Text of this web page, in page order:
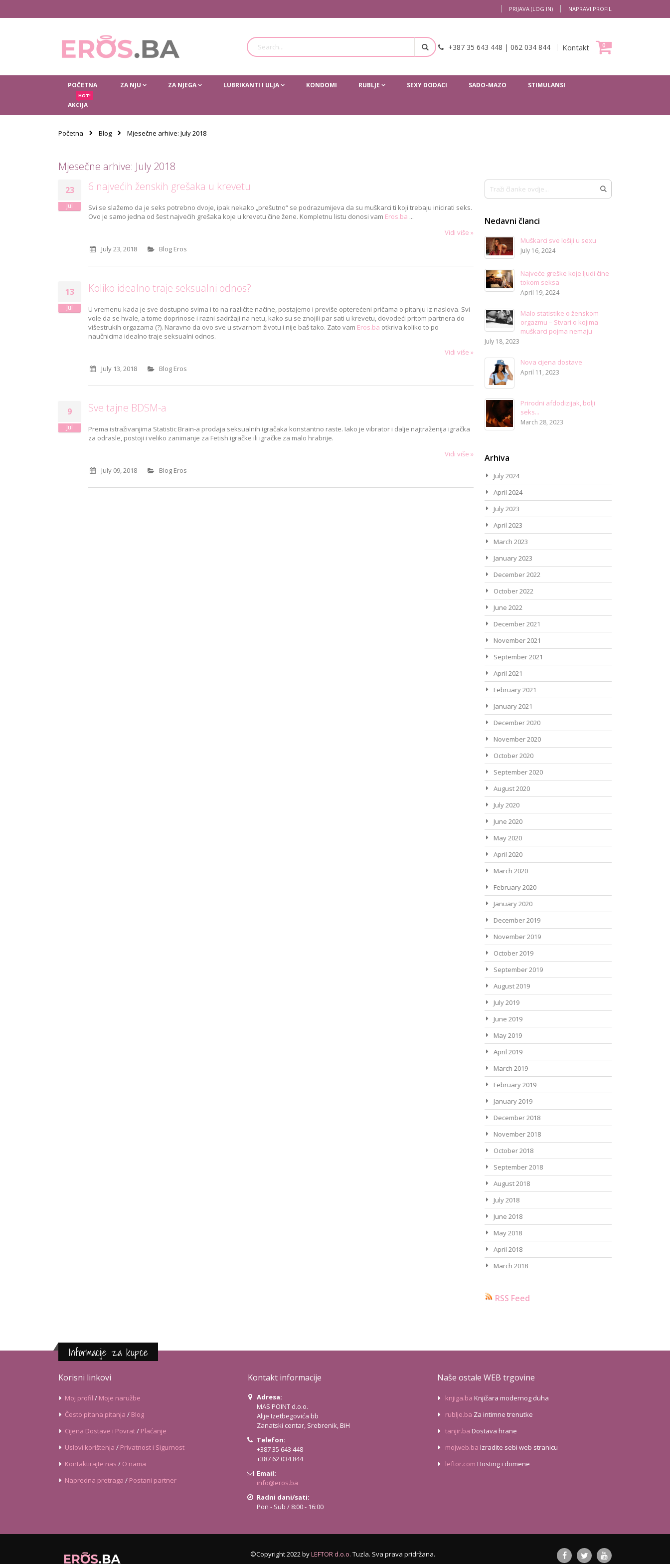
to
PRIJAVA (LOG IN) NAPRAVI PROFIL
Moja Korpa
0
+387 35 643 448 | 062 034 844 Kontakt
POČETNA ZA NJU ZA NJEGA LUBRIKANTI I ULJA KONDOMI RUBLJE SEXY DODACI SADO-MAZO STIMULANSI
AKCIJA
HOT!
Početna Blog Mjesečne arhive: July 2018
Mjesečne arhive: July 2018
23
Jul
6 najvećih ženskih grešaka u krevetu
Svi se slažemo da je seks potrebno dvoje, ipak nekako „prešutno“ se podrazumijeva da su muškarci ti koji trebaju inicirati seks.
Ovo je samo jedna od šest najvećih grešaka koje u krevetu čine žene. Kompletnu listu donosi vam Eros.ba ...
Vidi više »
July 23, 2018
Blog Eros
13
Jul
Koliko idealno traje seksualni odnos?
U vremenu kada je sve dostupno svima i to na različite načine, postajemo i previše opterećeni pričama o pitanju iz naslova. Svi
vole da se hvale, a tome doprinose i razni sadržaji na netu, kako su se znojili par sati u krevetu, dovodeći pritom partnera do
višestrukih orgazama (?). Naravno da ovo sve u stvarnom životu i nije baš tako. Zato vam Eros.ba otkriva koliko to po
naučnicima idealno traje seksualni odnos.
Vidi više »
July 13, 2018
Blog Eros
9
Jul
Sve tajne BDSM-a
Prema istraživanjima Statistic Brain-a prodaja seksualnih igračaka konstantno raste. Iako je vibrator i dalje najtraženija igračka
za odrasle, postoji i veliko zanimanje za Fetish igračke ili igračke za malo hrabrije.
Vidi više »
July 09, 2018
Blog Eros
Traži
Nedavni članci
Muškarci sve lošiji u sexu
July 16, 2024
Najveće greške koje ljudi čine
tokom seksa
April 19, 2024
Malo statistike o ženskom
orgazmu – Stvari o kojima
muškarci pojma nemaju
July 18, 2023
Nova cijena dostave
April 11, 2023
Prirodni afdodizijak, bolji
seks...
March 28, 2023
Arhiva
July 2024
April 2024
July 2023
April 2023
March 2023
January 2023
December 2022
October 2022
June 2022
December 2021
November 2021
September 2021
April 2021
February 2021
January 2021
December 2020
November 2020
October 2020
September 2020
August 2020
July 2020
June 2020
May 2020
April 2020
March 2020
February 2020
January 2020
December 2019
November 2019
October 2019
September 2019
August 2019
July 2019
June 2019
May 2019
April 2019
March 2019
February 2019
January 2019
December 2018
November 2018
October 2018
September 2018
August 2018
July 2018
June 2018
May 2018
April 2018
March 2018
RSS Feed
Informacije za kupce
Korisni linkovi
Moj profil / Moje naružbe
Često pitana pitanja / Blog
Cijena Dostave i Povrat/ Plaćanje
Uslovi korištenja / Privatnost i Sigurnost
Kontaktirajte nas / O nama
Napredna pretraga / Postani partner
Kontakt informacije
Adresa:
MAS POINT d.o.o.
Alije Izetbegovića bb
Zanatski centar, Srebrenik, BiH
Telefon:
+387 35 643 448
+387 62 034 844
Email:
info@eros.ba
Radni dani/sati:
Pon - Sub / 8:00 - 16:00
Naše ostale WEB trgovine
knjiga.ba Knjižara modernog duha
rublje.ba Za intimne trenutke
tanjir.ba Dostava hrane
mojweb.ba Izradite sebi web stranicu
leftor.com Hosting i domene
©Copyright 2022 byLEFTOR d.o.o. Tuzla. Sva prava pridržana.